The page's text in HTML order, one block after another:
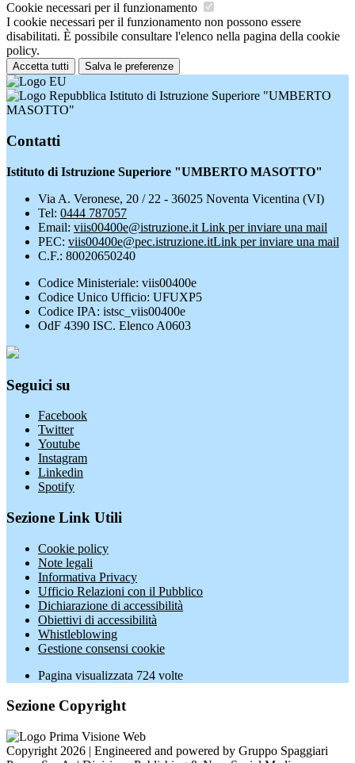
Cookie necessari per il funzionamento
I cookie necessari per il funzionamento non possono essere
disabilitati. È possibile consultare l'elenco nella pagina della cookie
policy.
Accetta tutti Salva le preferenze
Istituto di Istruzione Superiore "UMBERTO
MASOTTO"
Contatti
Istituto di Istruzione Superiore "UMBERTO MASOTTO"
Via A. Veronese, 20 / 22 - 36025 Noventa Vicentina (VI)
Tel: 0444 787057
Email: viis00400e@istruzione.it Link per inviare una mail
PEC: viis00400e@pec.istruzione.itLink per inviare una mail
C.F.: 80020650240
Codice Ministeriale: viis00400e
Codice Unico Ufficio: UFUXP5
Codice IPA: istsc_viis00400e
OdF 4390 ISC. Elenco A0603
Seguici su
Facebook
Twitter
Youtube
Instagram
Linkedin
Spotify
Sezione Link Utili
Cookie policy
Note legali
Informativa Privacy
Ufficio Relazioni con il Pubblico
Dichiarazione di accessibilità
Obiettivi di accessibilità
Whistleblowing
Gestione consensi cookie
Pagina visualizzata 724 volte
Sezione Copyright
Copyright 2026 | Engineered and powered by Gruppo Spaggiari